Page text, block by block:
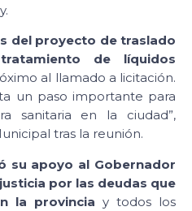
del proyecto de traslado
de líquidos
al llamado a licitación.
un paso importante para
sanitaria en la ciudad”,
tras la reunión.
su apoyo al Gobernador
por las deudas que
la provincia y todos los